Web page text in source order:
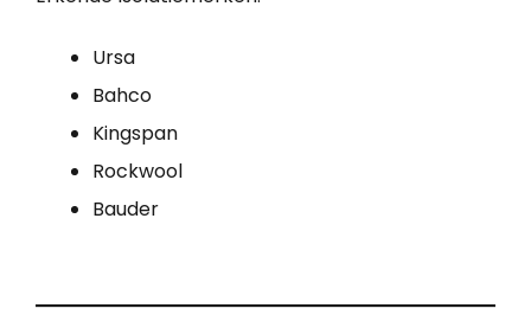
Ursa
Bahco
Kingspan
Rockwool
Bauder